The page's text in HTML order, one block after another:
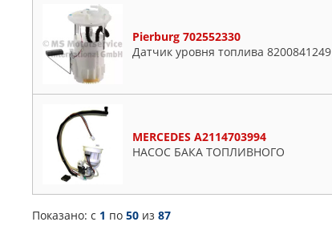
Pierburg 702552330
Датчик уровня топлива 8200841249
MERCEDES A2114703994
НАСОС БАКА ТОПЛИВНОГО
Показано: c 1 по 50 из 87